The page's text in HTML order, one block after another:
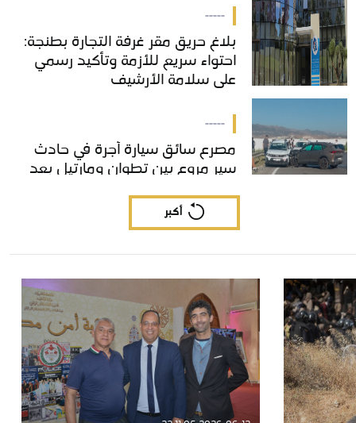
-----
بلاغ حريق مقر غرفة التجارة بطنجة:
احتواء سريع للأزمة وتأكيد رسمي
على سلامة الأرشيف
بلاغ حريق مقر غرفة التجارة بطنجة:
احتواء سريع للأزمة وتأكيد رسمي
على سلامة الأرشيف
-----
مصرع سائق سيارة أجرة في حادث
سير مروع بين تطوان ومارتيل بعد
اصطدام عنيف داخل مدار طرقي.
مصرع سائق سيارة أجرة في حادث
سير مروع بين تطوان ومارتيل بعد
اصطدام عنيف داخل مدار طرقي.
أكبر